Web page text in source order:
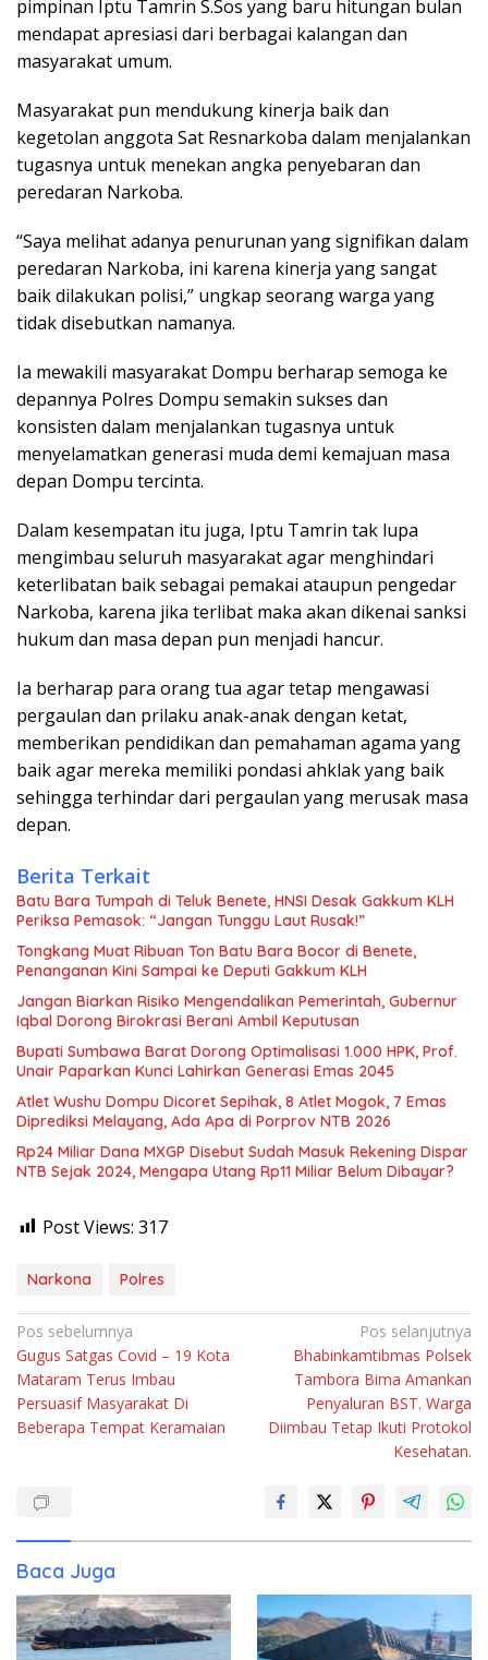
pimpinan Iptu Tamrin S.Sos yang baru hitungan bulan
mendapat apresiasi dari berbagai kalangan dan
masyarakat umum.
Masyarakat pun mendukung kinerja baik dan
kegetolan anggota Sat Resnarkoba dalam menjalankan
tugasnya untuk menekan angka penyebaran dan
peredaran Narkoba.
“Saya melihat adanya penurunan yang signifikan dalam
peredaran Narkoba, ini karena kinerja yang sangat
baik dilakukan polisi,” ungkap seorang warga yang
tidak disebutkan namanya.
Ia mewakili masyarakat Dompu berharap semoga ke
depannya Polres Dompu semakin sukses dan
konsisten dalam menjalankan tugasnya untuk
menyelamatkan generasi muda demi kemajuan masa
depan Dompu tercinta.
Dalam kesempatan itu juga, Iptu Tamrin tak lupa
mengimbau seluruh masyarakat agar menghindari
keterlibatan baik sebagai pemakai ataupun pengedar
Narkoba, karena jika terlibat maka akan dikenai sanksi
hukum dan masa depan pun menjadi hancur.
Ia berharap para orang tua agar tetap mengawasi
pergaulan dan prilaku anak-anak dengan ketat,
memberikan pendidikan dan pemahaman agama yang
baik agar mereka memiliki pondasi ahklak yang baik
sehingga terhindar dari pergaulan yang merusak masa
depan.
Berita Terkait
Batu Bara Tumpah di Teluk Benete, HNSI Desak Gakkum KLH
Periksa Pemasok: “Jangan Tunggu Laut Rusak!”
Tongkang Muat Ribuan Ton Batu Bara Bocor di Benete,
Penanganan Kini Sampai ke Deputi Gakkum KLH
Jangan Biarkan Risiko Mengendalikan Pemerintah, Gubernur
Iqbal Dorong Birokrasi Berani Ambil Keputusan
Bupati Sumbawa Barat Dorong Optimalisasi 1.000 HPK, Prof.
Unair Paparkan Kunci Lahirkan Generasi Emas 2045
Atlet Wushu Dompu Dicoret Sepihak, 8 Atlet Mogok, 7 Emas
Diprediksi Melayang, Ada Apa di Porprov NTB 2026
Rp24 Miliar Dana MXGP Disebut Sudah Masuk Rekening Dispar
NTB Sejak 2024, Mengapa Utang Rp11 Miliar Belum Dibayar?
Post Views: 317
Narkona Polres
Navigasi
pos
Pos sebelumnya
Gugus Satgas Covid – 19 Kota
Mataram Terus Imbau
Persuasif Masyarakat Di
Beberapa Tempat Keramaian
Pos selanjutnya
Bhabinkamtibmas Polsek
Tambora Bima Amankan
Penyaluran BST. Warga
Diimbau Tetap Ikuti Protokol
Kesehatan.
Baca Juga